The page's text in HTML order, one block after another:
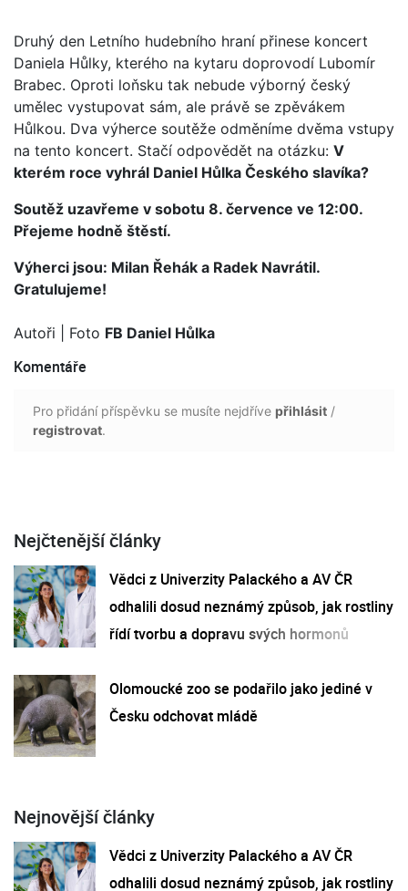
Druhý den Letního hudebního hraní přinese koncert
Daniela Hůlky, kterého na kytaru doprovodí Lubomír
Brabec. Oproti loňsku tak nebude výborný český
umělec vystupovat sám, ale právě se zpěvákem
Hůlkou. Dva výherce soutěže odměníme dvěma vstupy
na tento koncert. Stačí odpovědět na otázku: V
kterém roce vyhrál Daniel Hůlka Českého slavíka?
Soutěž uzavřeme v sobotu 8. července ve 12:00.
Přejeme hodně štěstí.
Výherci jsou: Milan Řehák a Radek Navrátil.
Gratulujeme!
Autoři | Foto FB Daniel Hůlka
Komentáře
Pro přidání příspěvku se musíte nejdříve přihlásit /
registrovat.
Nejčtenější články
Vědci z Univerzity Palackého a AV ČR
odhalili dosud neznámý způsob, jak rostliny
řídí tvorbu a dopravu svých hormonů
Olomoucké zoo se podařilo jako jediné v
Česku odchovat mládě
Nejnovější články
Vědci z Univerzity Palackého a AV ČR
odhalili dosud neznámý způsob, jak rostliny